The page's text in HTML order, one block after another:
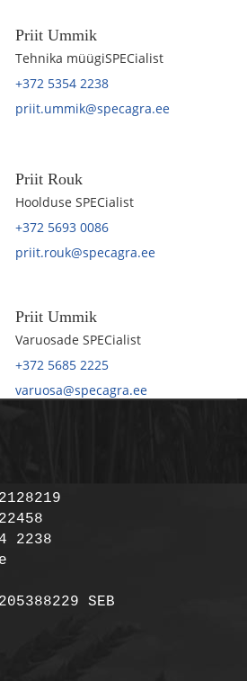
Priit Ummik
Tehnika müügiSPECialist
+372 5354 2238
priit.ummik@specagra.ee
Priit Rouk
Hoolduse SPECialist
+372 5693 0086
priit.rouk@specagra.ee
Priit Ummik
Varuosade SPECialist
+372 5685 2225
varuosa@specagra.ee
2238
SEB